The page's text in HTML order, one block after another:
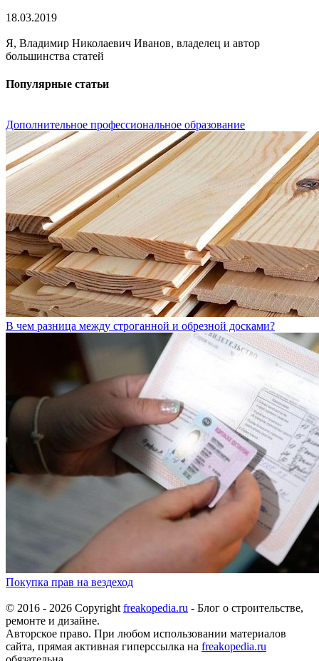
18.03.2019
Я, Владимир Николаевич Иванов, владелец и автор
большинства статей
Популярные статьи
Дополнительное профессиональное образование
В чем разница между строганной и обрезной досками?
Покупка прав на вездеход
© 2016 - 2026 Copyrightfreakopedia.ru - Блог о строительстве,
ремонте и дизайне.
Авторское право. При любом использовании материалов
сайта, прямая активная гиперссылка на freakopedia.ru